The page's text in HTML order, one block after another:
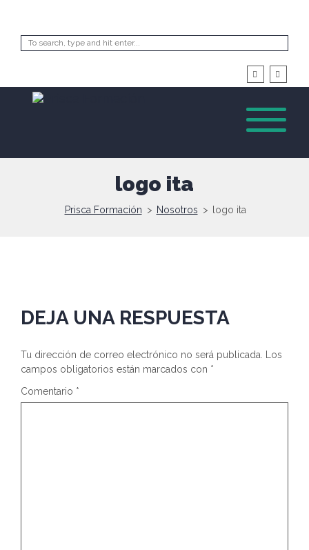
logo ita
Prisca Formación > Nosotros > logo ita
DEJA UNA RESPUESTA
Tu dirección de correo electrónico no será publicada.
Los
campos obligatorios están marcados con *
Comentario *